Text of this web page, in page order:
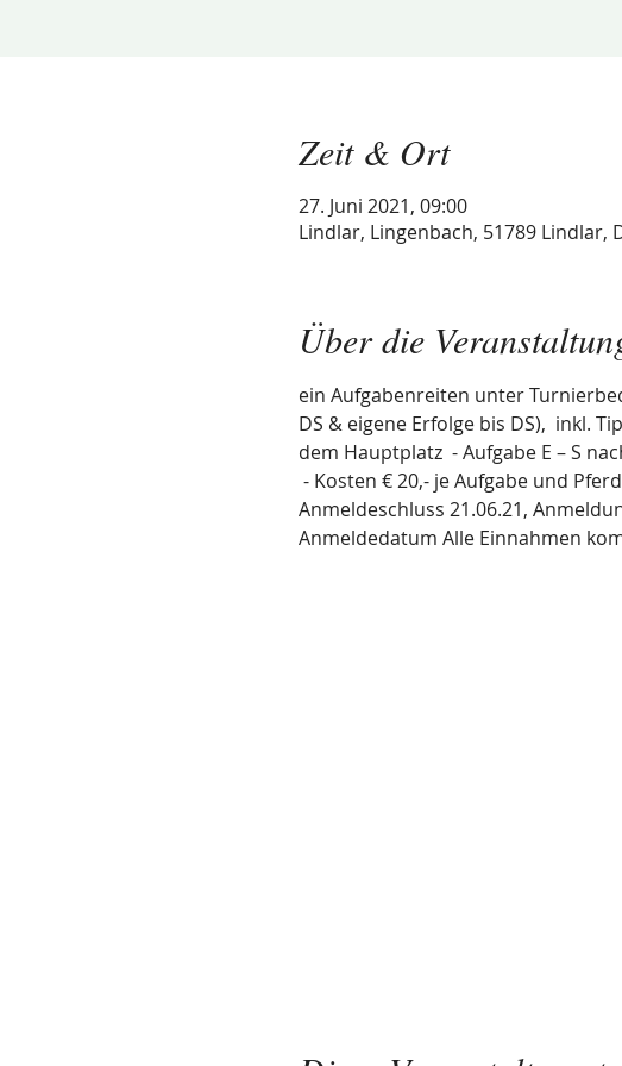
Zeit & Ort
27. Juni 2021, 09:00
Lindlar, Lingenbach, 51789 Lindlar,
Über die
ein Aufgabenreiten unter
DS & eigene Erfolge bis DS),  inkl.
dem Hauptplatz  - Aufgabe E – S
- Kosten € 20,- je Aufgabe und
Anmeldeschluss 21.06.21,
Anmeldedatum Alle Einnahmen